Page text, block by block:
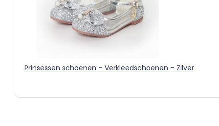
Prinsessen schoenen – Verkleedschoenen – Zilver
gekozen